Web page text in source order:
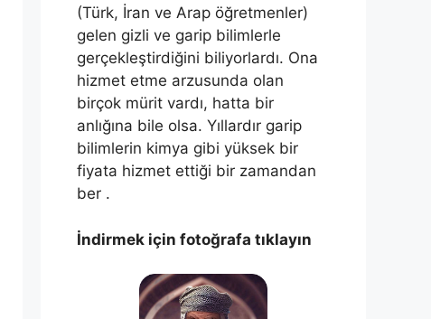
(Türk, İran ve Arap öğretmenler)
gelen gizli ve garip bilimlerle
gerçekleştirdiğini biliyorlardı. Ona
hizmet etme arzusunda olan
birçok mürit vardı, hatta bir
anlığına bile olsa. Yıllardır garip
bilimlerin kimya gibi yüksek bir
fiyata hizmet ettiği bir zamandan
ber .
İndirmek için fotoğrafa tıklayın